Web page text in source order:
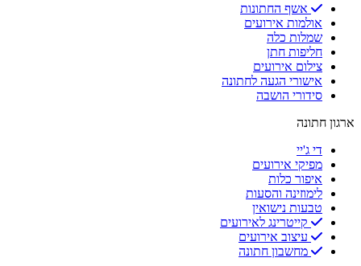
אשף החתונות
אולמות אירועים
שמלות כלה
חליפות חתן
צילום אירועים
אישורי הגעה לחתונה
סידורי הושבה
ארגון חתונה
די ג'יי
מפיקי אירועים
איפור כלות
לימוזינה והסעות
טבעות נישואין
קייטרינג לאירועים
עיצוב אירועים
מחשבון חתונה